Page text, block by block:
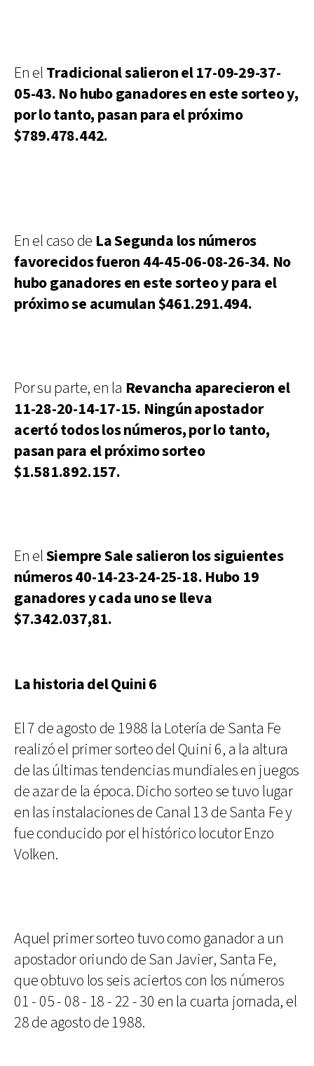
En el Tradicional salieron el 17-09-29-37-
05-43. No hubo ganadores en este sorteo y,
por lo tanto, pasan para el próximo
$789.478.442.
En el caso de La Segunda los números
favorecidos fueron 44-45-06-08-26-34. No
hubo ganadores en este sorteo y para el
próximo se acumulan $461.291.494.
Por su parte, en la Revancha aparecieron el
11-28-20-14-17-15. Ningún apostador
acertó todos los números, por lo tanto,
pasan para el próximo sorteo
$1.581.892.157.
En elSiempre Sale salieron los siguientes
números 40-14-23-24-25-18. Hubo 19
ganadores y cada uno se lleva
$7.342.037,81.
La historia del Quini 6
El 7 de agosto de 1988 la Lotería de Santa Fe
realizó el primer sorteo del Quini 6, a la altura
de las últimas tendencias mundiales en juegos
de azar de la época. Dicho sorteo se tuvo lugar
en las instalaciones de Canal 13 de Santa Fe y
fue conducido por el histórico locutor Enzo
Volken.
Aquel primer sorteo tuvo como ganador a un
apostador oriundo de San Javier, Santa Fe,
que obtuvo los seis aciertos con los números
01 - 05 - 08 - 18 - 22 - 30 en la cuarta jornada, el
28 de agosto de 1988.